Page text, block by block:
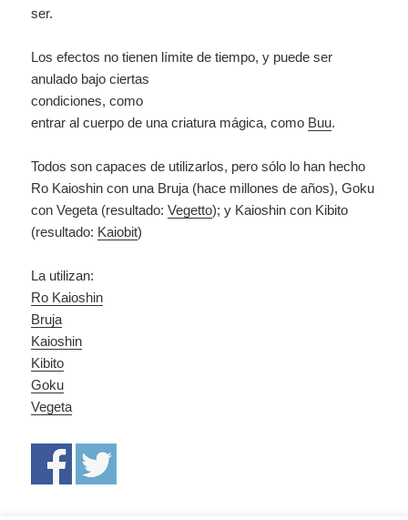
ser.
Los efectos no tienen límite de tiempo, y puede ser
anulado bajo ciertas
condiciones, como
entrar al cuerpo de una criatura mágica, como Buu.
Todos son capaces de utilizarlos, pero sólo lo han hecho
Ro Kaioshin con una Bruja (hace millones de años), Goku
con Vegeta (resultado:Vegetto); y Kaioshin con Kibito
(resultado: Kaiobit)
La utilizan:
Ro Kaioshin
Bruja
Kaioshin
Kibito
Goku
Vegeta